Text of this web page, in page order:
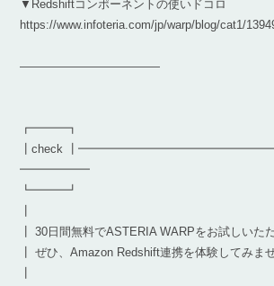
▼Redshiftコンポーネントの使いドコロ
https://www.infoteria.com/jp/warp/blog/cat1/
————————————
┏━━━┓
┃check
━━━━━━
┗━━━┛
┃ 30日間無料でASTERIA WARPをお試しいた
┃ ぜひ、Amazon Redshift連携を体験してみま